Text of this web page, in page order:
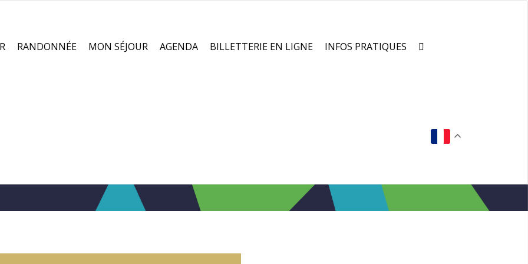
RANDONNÉE MON SÉJOUR AGENDA BILLETTERIE EN LIGNE INFOS PRATIQUES